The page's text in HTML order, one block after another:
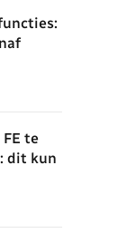
FE te
dit kun